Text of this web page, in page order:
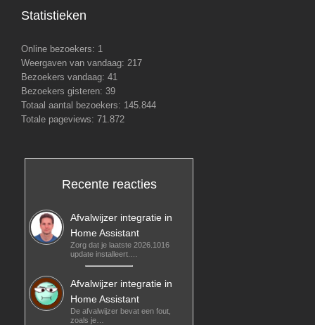
Statistieken
Online bezoekers: 1
Weergaven van vandaag: 217
Bezoekers vandaag: 41
Bezoekers gisteren: 39
Totaal aantal bezoekers: 145.844
Totale pageviews: 71.872
Recente reacties
Afvalwijzer integratie in
Home Assistant
Zorg dat je laatste 2026.1016
update installeert.…
Afvalwijzer integratie in
Home Assistant
De afvalwijzer bevat een fout,
zoals je…